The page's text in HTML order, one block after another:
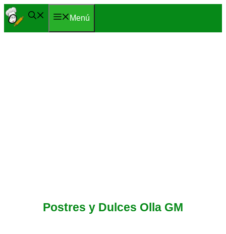
Saltar
al
Menú
Postres y Dulces Olla GM